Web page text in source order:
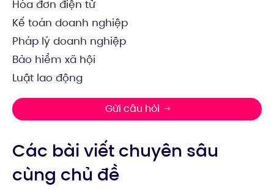
Hóa đơn điện tử
Kế toán doanh nghiệp
Pháp lý doanh nghiệp
Bảo hiểm xã hội
Luật lao động
Gửi câu hỏi
Các bài viết chuyên sâu
cùng chủ đề